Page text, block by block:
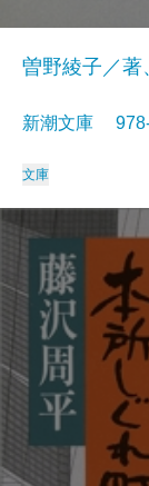
曽野綾子／著
新潮文庫
文庫